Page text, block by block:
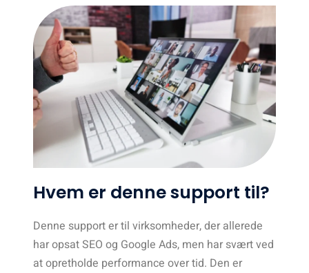
Hvem er denne support til?
Denne support er til virksomheder, der allerede
har opsat SEO og Google Ads, men har svært ved
at opretholde performance over tid. Den er